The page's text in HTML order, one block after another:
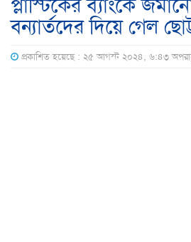
প্লাস্টিকের ব্যাংকে
বন্যার্তদের দিয়ে গেল
প্রকাশিত হয়েছে : ২৫ আগস্ট ২০২৪, ৬:৪৩